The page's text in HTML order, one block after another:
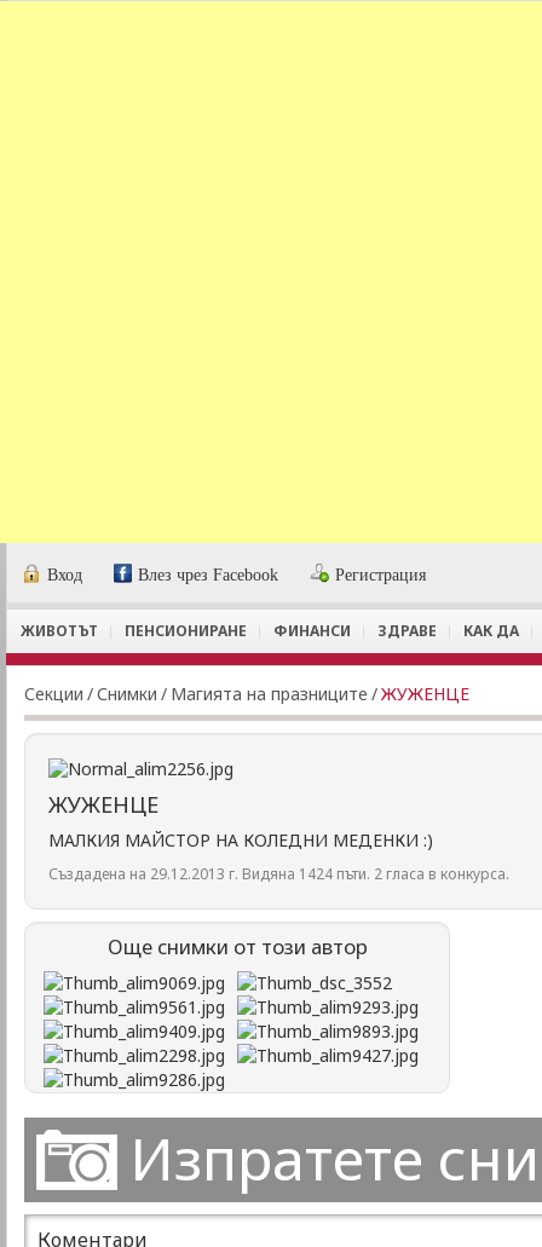
Вход Влез чрез Facebook Регистрация
ЖИВОТЪТ ПЕНСИОНИРАНЕ ФИНАНСИ ЗДРАВЕ КАК ДА
Секции /Снимки / Магията на празниците /ЖУЖЕНЦЕ
ЖУЖЕНЦЕ
МАЛКИЯ МАЙСТОР НА КОЛЕДНИ МЕДЕНКИ :)
Създадена на 29.12.2013 г. Видяна 1424 пъти. 2 гласа в конкурса.
Още снимки от този автор
Изпратете
Коментари